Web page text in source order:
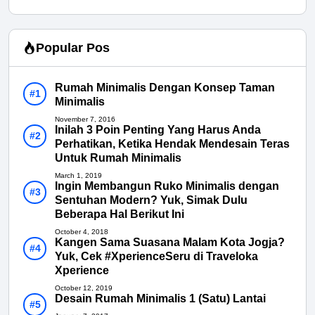
Popular Pos
Rumah Minimalis Dengan Konsep Taman
Minimalis
November 7, 2016
Inilah 3 Poin Penting Yang Harus Anda
Perhatikan, Ketika Hendak Mendesain Teras
Untuk Rumah Minimalis
March 1, 2019
Ingin Membangun Ruko Minimalis dengan
Sentuhan Modern? Yuk, Simak Dulu
Beberapa Hal Berikut Ini
October 4, 2018
Kangen Sama Suasana Malam Kota Jogja?
Yuk, Cek #XperienceSeru di Traveloka
Xperience
October 12, 2019
Desain Rumah Minimalis 1 (Satu) Lantai